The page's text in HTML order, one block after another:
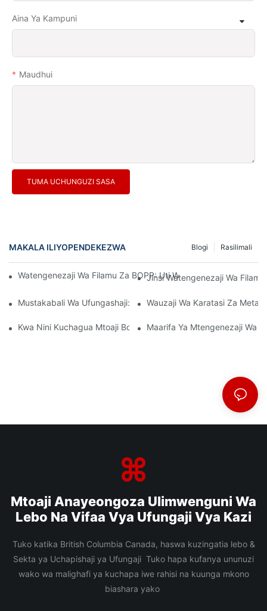
Aina Ya Kampuni
Maudhui
TUMA UCHUNGUZI SASA
MAKALA ILIYOPENDEKEZWA Rasilimali
Blogi
Watengenezaji Wa Filamu Za BOPP: Uti Wa Mgongo Wa
Jinsi Watengenezaji Wa
Mustakabali Wa Ufungashaji: Maarifa Kutoka Kwa
Wauzaji Wa Karatasi Za
Kwa Nini Kuchagua Mtoaji Bora Wa Filamu Wa BOPP Ni Muhimu
Maarifa Ya Mtengenezaji Wa
Mtoaji Anayeongoza Ulimwenguni Wa
Lebo Na Vifaa Vya Ufungaji Vya Kazi
Tuko katika British Columbia Canada, haswa kuzingatia lebo &
Sekta ya Uchapishaji ya Ufungaji Tuko hapa kufanya ununuzi
wako wa malighafi ya kuchapa iwe rahisi na kuunga mkono
biashara yako